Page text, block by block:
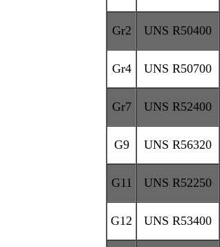
Gr2 UNS R50400
Gr4 UNS R50700
Gr7 UNS R52400
G9 UNS R56320
G11 UNS R52250
G12 UNS R53400